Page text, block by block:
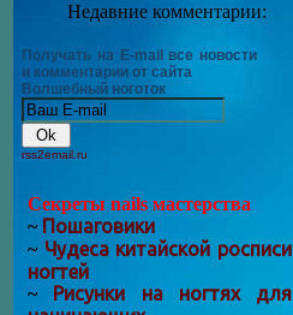
Недавние комментарии:
Получать на E-mail все новости
и комментарии от сайта
Волшебный ноготок
rss2email.ru
Секреты nails мастерства
~ Пошаговики
~ Чудеса китайской росписи
ногтей
~ Рисунки на ногтях для